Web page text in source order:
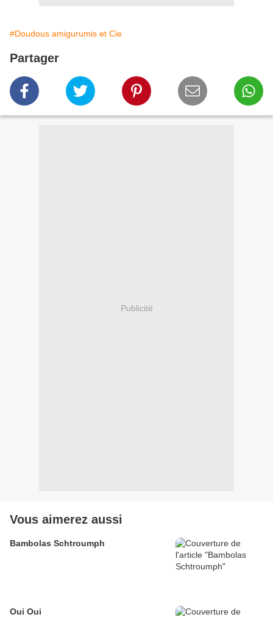
#Doudous amigurumis et Cie
Partager
Publicité
Vous aimerez aussi
Bambolas Schtroumph
Oui Oui